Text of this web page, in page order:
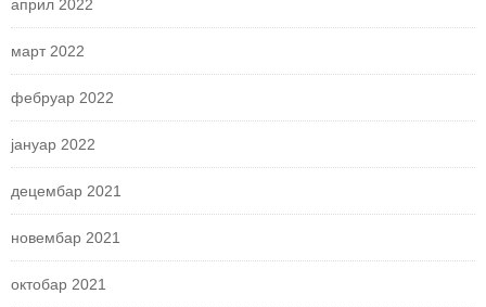
април 2022
март 2022
фебруар 2022
јануар 2022
децембар 2021
новембар 2021
октобар 2021